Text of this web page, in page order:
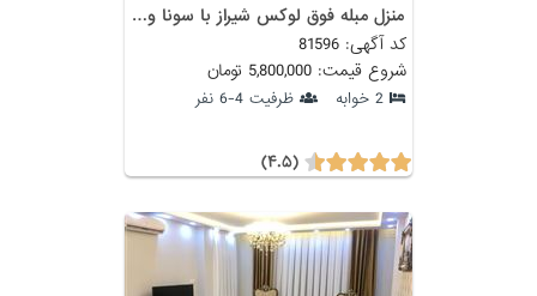
منزل مبله فوق لوکس شیراز با سونا و جکوزی
کد آگهی: 81596
شروع قیمت: 5,800,000 تومان
2 خوابه ظرفیت 4-6 نفر
(۴.۵)